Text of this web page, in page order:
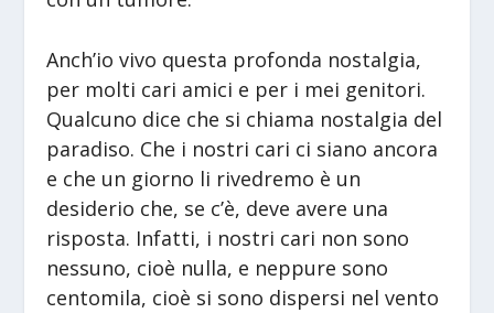
Anch’io vivo questa profonda nostalgia,
per molti cari amici e per i mei genitori.
Qualcuno dice che si chiama nostalgia del
paradiso. Che i nostri cari ci siano ancora
e che un giorno li rivedremo è un
desiderio che, se c’è, deve avere una
risposta. Infatti, i nostri cari non sono
nessuno, cioè nulla, e neppure sono
centomila, cioè si sono dispersi nel vento